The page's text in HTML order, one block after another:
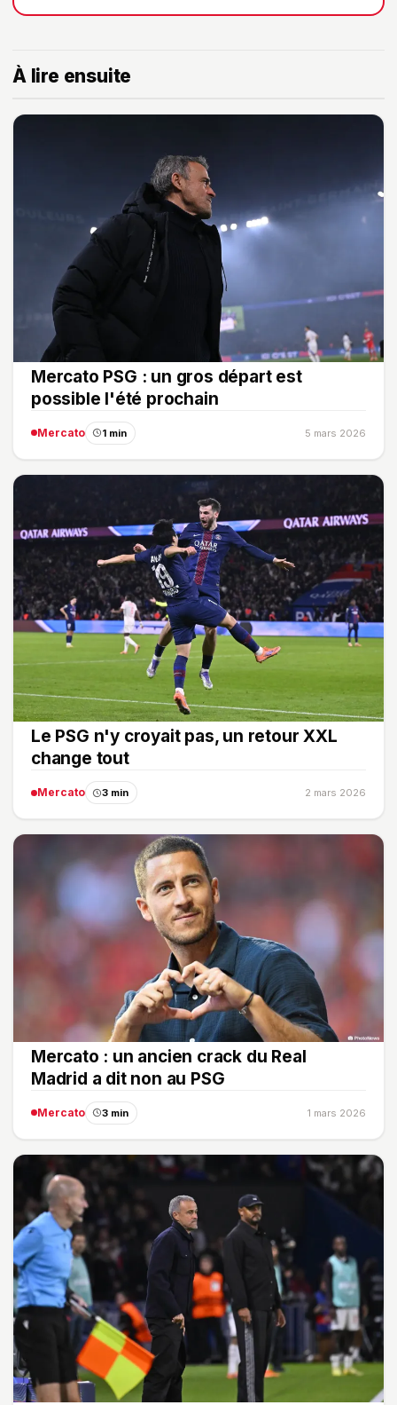
À lire ensuite
Mercato PSG : un gros départ est
possible l'été prochain
Mercato 1 min 5 mars 2026
Le PSG n'y croyait pas, un retour XXL
change tout
Mercato 3 min 2 mars 2026
Mercato : un ancien crack du Real
Madrid a dit non au PSG
Mercato 3 min 1 mars 2026